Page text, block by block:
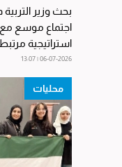
بحث وزير
اجتماع موسع مع
استراتيجية
ومستجدات...
06-07-2026 | 13:07
محليات